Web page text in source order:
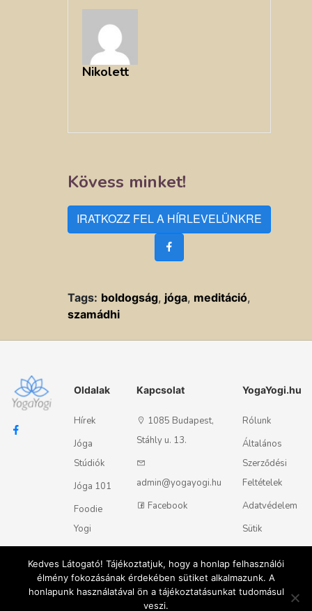
Nikolett
Kövess minket!
IRATKOZZ FEL A HÍRLEVELÜNKRE
Tags: boldogság, jóga, meditáció,
szamádhi
Oldalak
Hírek
Jóga
Stúdiók
Jóga 101
Foodie
Yogi
Kapcsolat
1085 Budapest,
Stáhly u. 13.
admin@yogayogi.hu
Facebook
YogaYogi.hu
Rólunk
Általános
Szerződési
Feltételek
Adatvédelem
Sütik
English © 2018 - 2026 Yogayogi.hu - Minden jog fenntartva
Kedves Látogató! Tájékoztatjuk, hogy a honlap felhasználói
élmény fokozásának érdekében sütiket alkalmazunk. A
honlapunk használatával ön a tájékoztatásunkat tudomásul
veszi.